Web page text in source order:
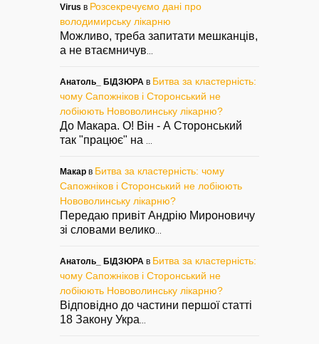
Virus в Розсекречуємо дані про
володимирську лікарню
Можливо, треба запитати мешканців,
а не втаємничув...
Анатоль_ БІДЗЮРА в Битва за кластерність:
чому Сапожніков і Сторонський не
лобіюють Нововолинську лікарню?
До Макара. О! Він - А Сторонський
так "працює" на ...
Макар в Битва за кластерність: чому
Сапожніков і Сторонський не лобіюють
Нововолинську лікарню?
Передаю привіт Андрію Мироновичу
зі словами велико...
Анатоль_ БІДЗЮРА в Битва за кластерність:
чому Сапожніков і Сторонський не
лобіюють Нововолинську лікарню?
Відповідно до частини першої статті
18 Закону Укра...